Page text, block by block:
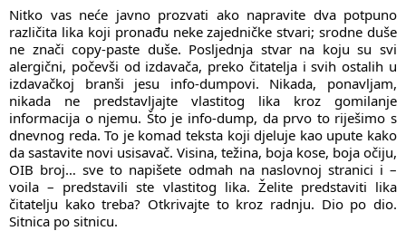
Nitko vas neće javno prozvati ako napravite dva potpuno
različita lika koji pronađu neke zajedničke stvari; srodne duše
ne znači copy-paste duše. Posljednja stvar na koju su svi
alergični, počevši od izdavača, preko čitatelja i svih ostalih u
izdavačkoj branši jesu info-dumpovi. Nikada, ponavljam,
nikada ne predstavljajte vlastitog lika kroz gomilanje
informacija o njemu. Što je info-dump, da prvo to riješimo s
dnevnog reda. To je komad teksta koji djeluje kao upute kako
da sastavite novi usisavač. Visina, težina, boja kose, boja očiju,
OIB broj… sve to napišete odmah na naslovnoj stranici i –
voila – predstavili ste vlastitog lika. Želite predstaviti lika
čitatelju kako treba? Otkrivajte to kroz radnju. Dio po dio.
Sitnica po sitnicu.